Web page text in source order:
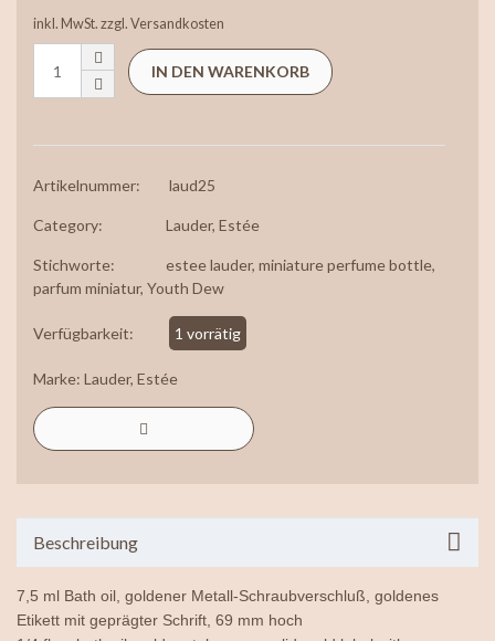
inkl. MwSt. zzgl. Versandkosten
IN DEN WARENKORB
Artikelnummer: laud25
Category: Lauder, Estée
Stichworte: estee lauder, miniature perfume bottle,
parfum miniatur, Youth Dew
Verfügbarkeit: 1 vorrätig
Marke: Lauder, Estée
Beschreibung
7,5 ml Bath oil, goldener Metall-Schraubverschluß, goldenes
Etikett mit geprägter Schrift, 69 mm hoch